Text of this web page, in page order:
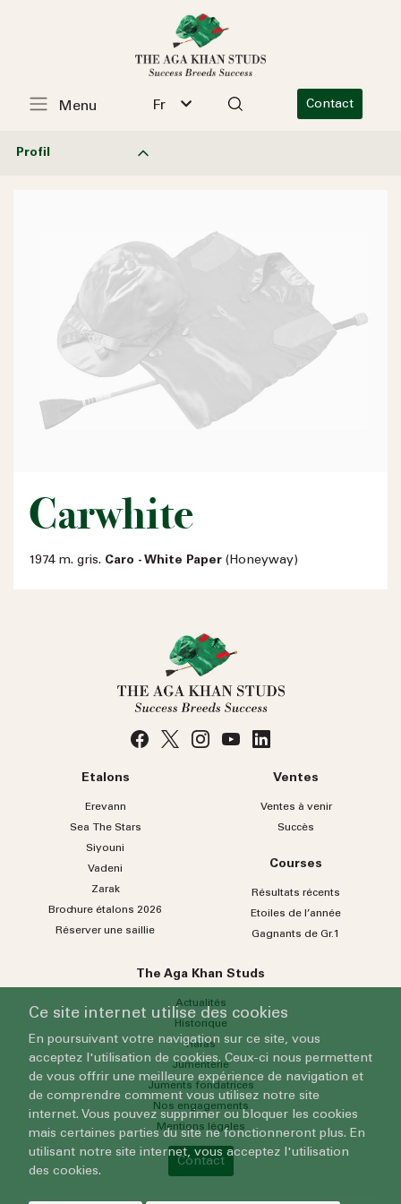
Fr Contact
Menu
Profil
Carwhite
1974 m. gris. Caro - White Paper (Honeyway)
Etalons
Erevann
Sea TheStars
Siyouni
Vadeni
Zarak
Brochure étalons 2026
Réserver une saillie
Ventes
Ventes à venir
Succès
Courses
Résultats récents
Etoiles de l’année
Gagnants de Gr.1
The Aga Khan Studs
Actualités
Historique
Haras
Jumenterie
Juments fondatrices
Nos engagements
Mentions légales
Contact
Ce site internet utilise des cookies
En poursuivant votre navigation sur ce site, vous
acceptez l'utilisation de cookies. Ceux-ci nous permettent
de vous offrir une meilleure expérience de navigation et
de comprendre comment vous utilisez notre site
internet. Vous pouvez supprimer ou bloquer les cookies
mais certaines parties du site ne fonctionneront plus. En
utilisant notre site internet, vous acceptez l'utilisation
des cookies.